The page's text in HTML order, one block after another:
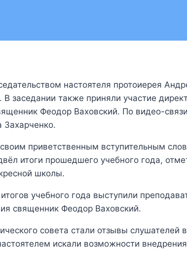
настоятеля протоиерея
заседании также приняли участие
Феодор Ваховский. По видео-
приветственным вступительным
итоги прошедшего учебного года,
школы.
учебного года выступили
священник Феодор Ваховский.
совета стали отзывы
искали возможности